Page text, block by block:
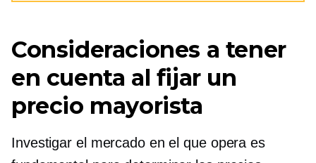
Consideraciones a tener
en cuenta al fijar un
precio mayorista
Investigar el mercado en el que opera es